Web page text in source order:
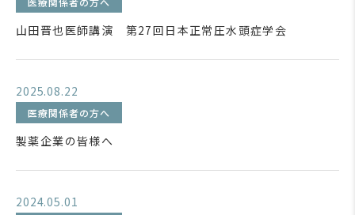
山田晋也医師講演 第27回日本正常圧水頭症学会
2025.08.22
医療関係者の方へ
製薬企業の皆様へ
2024.05.01